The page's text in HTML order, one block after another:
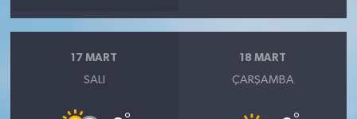
17 MART
SALI
18 MART
ÇARŞAMBA